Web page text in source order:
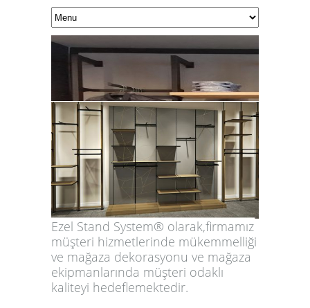
Ezel Stand System® olarak,firmamız
müşteri hizmetlerinde mükemmelliği
ve mağaza dekorasyonu ve mağaza
ekipmanlarında müşteri odaklı
kaliteyi hedeflemektedir.